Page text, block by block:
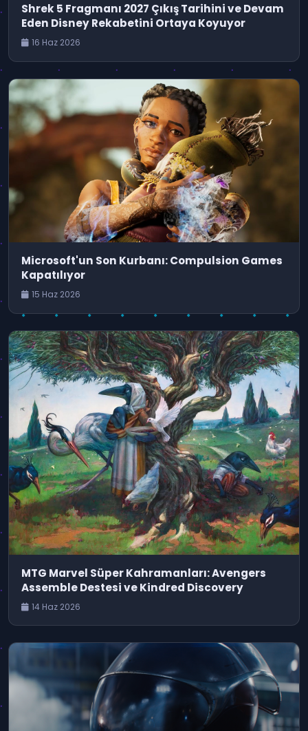
Shrek 5 Fragmanı 2027 Çıkış Tarihini ve Devam
Eden Disney Rekabetini Ortaya Koyuyor
16 Haz 2026
Microsoft'un Son Kurbanı: Compulsion Games
Kapatılıyor
15 Haz 2026
MTG Marvel Süper Kahramanları: Avengers
Assemble Destesi ve Kindred Discovery
14 Haz 2026